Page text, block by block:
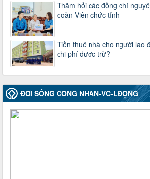
35/HD-TLĐ
Hướng dẫn thực hiện một số nội dung chi
công tác kiểm tra, giám sát tại Công đoàn
Thời gian đăng: 27/12/2024
lượt xem: 2072 | lượt tải:503
50/2024/QH/15
Luật Công đoàn 2024
Thời gian đăng: 25/12/2024
lượt xem: 4224 | lượt tải:318
2010-CV/TU
Tăng cường công tác lãnh đạo, chỉ đạo
thành lập Công đoàn cơ sở trong các
Thăm hỏi các đồng chí
đoàn Viên chức tỉnh
Tiền thuê nhà cho người lao
chi phí được trừ?
ĐỜI SỐNG CÔNG NHÂN-VC-LĐỘNG